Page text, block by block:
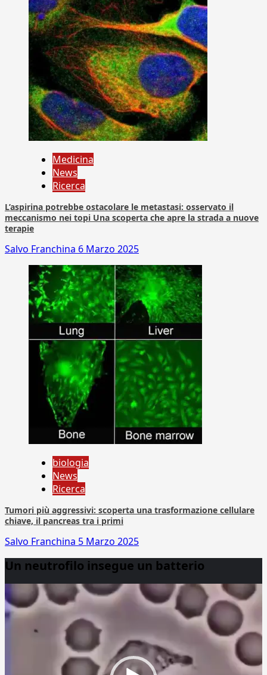
Medicina
News
Ricerca
L’aspirina potrebbe ostacolare le metastasi: osservato il
meccanismo nei topi Una scoperta che apre la strada a nuove
terapie
Salvo Franchina 6 Marzo 2025
biologia
News
Ricerca
Tumori più aggressivi: scoperta una trasformazione cellulare
chiave, il pancreas tra i primi
Salvo Franchina 5 Marzo 2025
Un neutrofilo insegue un batterio
Player